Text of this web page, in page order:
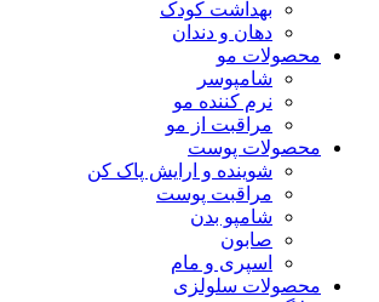
بهداشت کودک
دهان و دندان
محصولات مو
شامپوسر
نرم کننده مو
مراقبت از مو
محصولات پوست
شوینده و ارایش پاک کن
مراقبت پوست
شامپو بدن
صابون
اسپری و مام
محصولات سلولزی